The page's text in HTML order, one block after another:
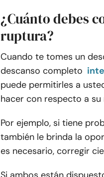
¿Cuánto debes
ruptura?
Cuando te tomes un
descanso completo
puede permitirles a
hacer con respecto a su
Por ejemplo, si tiene
también le brinda la
es necesario, corregir